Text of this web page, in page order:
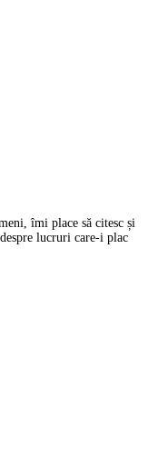
îmi place să citesc și
lucruri care-i plac